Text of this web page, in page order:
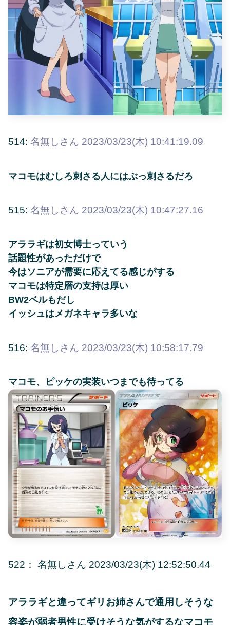
514: 名無しさん 2023/03/23(木) 10:41:19.09
マコモはむしろ刺さる人にはぶっ刺さるだろ
515: 名無しさん 2023/03/23(木) 10:47:27.16
アララギは初女博士っていう
話題性があっただけで
今はソニアが需要に応えてる感じがする
マコモは特定層の支持は厚い
BW2ベルもだし
イッシュはメガネキャラ多いな
516: 名無しさん 2023/03/23(木) 10:58:17.79
マコモ、ピッケの実装いつまでも待ってる
522： 名無しさん 2023/03/23(木) 12:52:50.44
アララギと違ってギリお姉さんで通用しそうな
容姿が弱者男性に受けそうな気がするなマコモ